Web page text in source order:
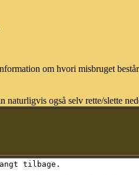
om hvori misbruget
naturligvis også selv rette/slette